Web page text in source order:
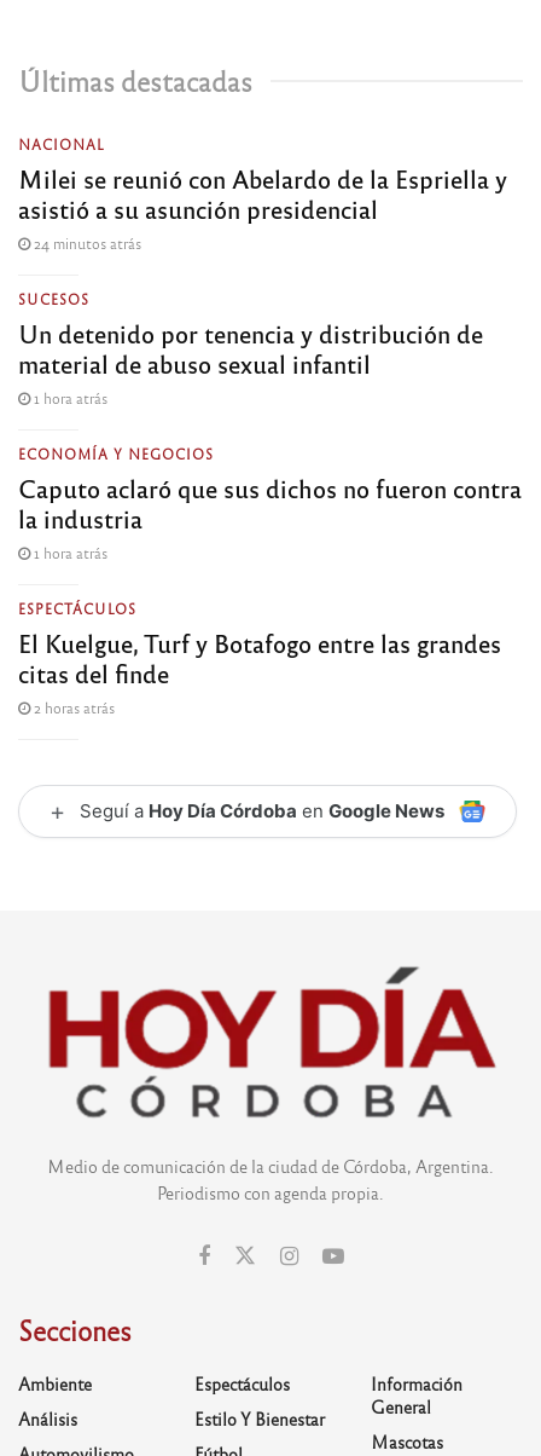
Últimas destacadas
NACIONAL
Milei se reunió con Abelardo de la Espriella y
asistió a su asunción presidencial
24 minutos atrás
SUCESOS
Un detenido por tenencia y distribución de
material de abuso sexual infantil
1 hora atrás
ECONOMÍA Y NEGOCIOS
Caputo aclaró que sus dichos no fueron contra
la industria
1 hora atrás
ESPECTÁCULOS
El Kuelgue, Turf y Botafogo entre las grandes
citas del finde
2 horas atrás
+ Seguí a Hoy Día Córdoba en Google News
Medio de comunicación de la ciudad de Córdoba, Argentina.
Periodismo con agenda propia.
Secciones
Ambiente
Análisis
Espectáculos
Estilo Y Bienestar
Información
General
Mascotas